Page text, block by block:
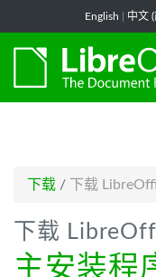
English 中文
下载 / 下载
下载
主安装程